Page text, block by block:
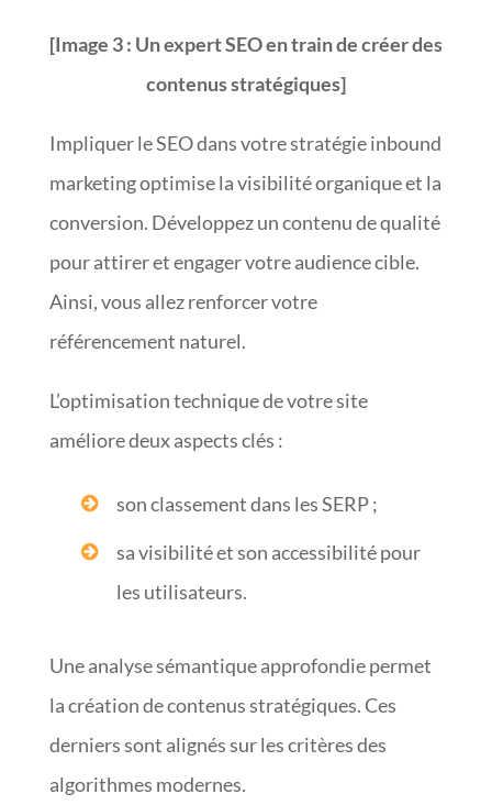
[Image 3 : Un expert SEO en train de créer des
contenus stratégiques]
Impliquer le SEO dans votre stratégie inbound
marketing optimise la visibilité organique et la
conversion. Développez un contenu de qualité
pour attirer et engager votre audience cible.
Ainsi, vous allez renforcer votre
référencement naturel.
L’optimisation technique de votre site
améliore deux aspects clés :
son classement dans les SERP ;
sa visibilité et son accessibilité pour
les utilisateurs.
Une analyse sémantique approfondie permet
la création de contenus stratégiques. Ces
derniers sont alignés sur les critères des
algorithmes modernes.